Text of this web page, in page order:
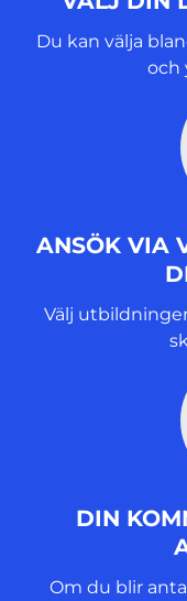
Du kan välja
och
ANSÖK VIA
Välj
DIN
Om du blir